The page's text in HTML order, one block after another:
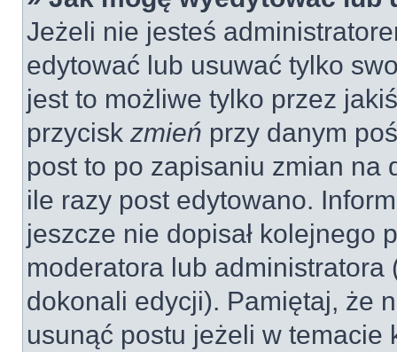
Jeżeli nie jesteś
edytować lub usuwać tylko
jest to możliwe tylko przez
przycisk zmień przy danym
post to po zapisaniu zmian na
ile razy post edytowano.
jeszcze nie dopisał kolejnego
moderatora lub
dokonali edycji). Pamiętaj, że
usunąć postu jeżeli w temacie